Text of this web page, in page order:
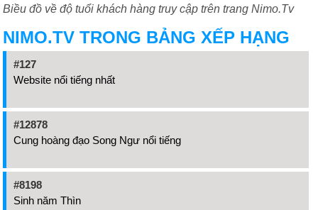
Biều đồ về độ tuổi khách hàng truy cập trên trang Nimo.Tv
NIMO.TV TRONG BẢNG XẾP HẠNG
#127
Website nổi tiếng nhất
#12878
Cung hoàng đạo Song Ngư nổi tiếng
#8198
Sinh năm Thìn